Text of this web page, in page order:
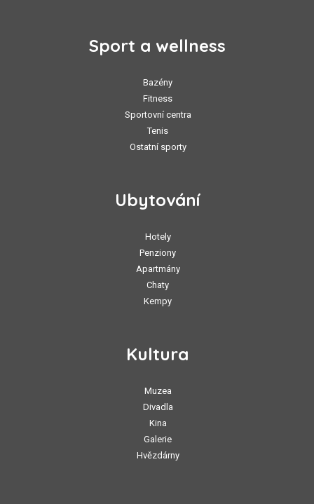
Sport a wellness
Bazény
Fitness
Sportovní centra
Tenis
Ostatní sporty
Ubytování
Hotely
Penziony
Apartmány
Chaty
Kempy
Kultura
Muzea
Divadla
Kina
Galerie
Hvězdárny